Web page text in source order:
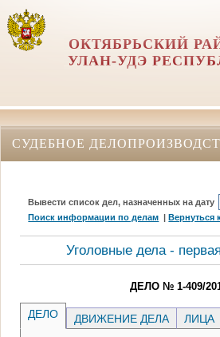
ОКТЯБРЬСКИЙ
УЛАН-УДЭ
СУДЕБНОЕ
Вывести список дел, назначенных на дату
Поиск информации по делам |Вернуться
Уголовные дела -
ДЕЛО № 1-409/
ДЕЛО ДВИЖЕНИЕ ДЕЛА ЛИЦА